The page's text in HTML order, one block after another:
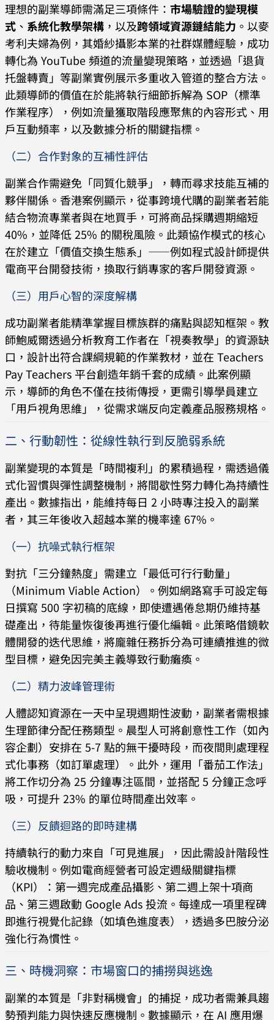
理想的副業導師需滿足三項條件： 市場驗證的變現模
式 、 系統化教學架構 ，以及跨領域資源鏈結能力 。以麥
考利夫婦為例，其婚紗攝影本業的社群媒體經驗，成功
轉化為 YouTube 頻道的流量變現策略，並透過「退貨
托盤轉賣」等副業實例展示多重收入管道的整合方法。
此類導師的價值在於能將執行細節拆解為 SOP（標準
作業程序），例如流量獲取階段應聚焦的內容形式、用
戶互動頻率，以及數據分析的關鍵指標。
（二）合作對象的互補性評估
副業合作需避免「同質化競爭」，轉而尋求技能互補的
夥伴關係。香港案例顯示，從事跨境代購的副業者若能
結合物流專業者與在地買手，可將商品採購週期縮短
40%，並降低 25% 的關稅風險。此類協作模式的核心
在於建立「價值交換生態系」——例如程式設計師提供
電商平台開發技術，換取行銷專家的客戶開發資源。
（三）用戶心智的深度解構
成功副業者能精準掌握目標族群的痛點與認知框架。教
師鮑威爾透過分析教育工作者在「視奏教學」的資源缺
口，設計出符合課綱規範的作業教材，並在 Teachers
Pay Teachers 平台創造年銷千套的成績。此案例顯
示，導師的角色不僅在技術傳授，更需引導學員建立
「用戶視角思維」，從需求端反向定義產品服務規格。
二、行動韌性：從線性執行到反脆弱系統
副業變現的本質是「時間複利」的累積過程，需透過儀
式化習慣與彈性調整機制，將間歇性努力轉化為持續性
產出。數據指出，能維持每日 2 小時專注投入的副業
者，其三年後收入超越本業的機率達 67%。
（一）抗噪式執行框架
對抗「三分鐘熱度」需建立「最低可行行動量」
（Minimum Viable Action）。例如網路寫手可設定每
日撰寫 500 字初稿的底線，即使遭遇倦怠期仍維持基
礎產出，待能量恢復後再進行優化編輯。此策略借鏡軟
體開發的迭代思維，將龐雜任務拆分為可連續推進的微
型目標，避免因完美主義導致行動癱瘓。
（二）精力波峰管理術
人體認知資源在一天中呈現週期性波動，副業者需根據
生理節律分配任務類型。晨型人可將創意性工作（如內
容企劃）安排在 5-7 點的無干擾時段，而夜間則處理程
式化事務（如訂單處理）。此外，運用「番茄工作法」
將工作切分為 25 分鐘專注區間，並搭配 5 分鐘正念呼
吸，可提升 23% 的單位時間產出效率。
（三）反饋迴路的即時建構
持續執行的動力來自「可見進展」，因此需設計階段性
驗收機制。例如電商經營者可設定週級關鍵指標
（KPI）：第一週完成產品攝影、第二週上架十項商
品、第三週啟動 Google Ads 投流。每達成一項里程碑
即進行視覺化記錄（如填色進度表），透過多巴胺分泌
強化行為慣性。
三、時機洞察：市場窗口的捕撈與逃逸
副業的本質是「非對稱機會」的捕捉，成功者需兼具趨
勢預判能力與快速反應機制。數據顯示，在 AI 應用爆